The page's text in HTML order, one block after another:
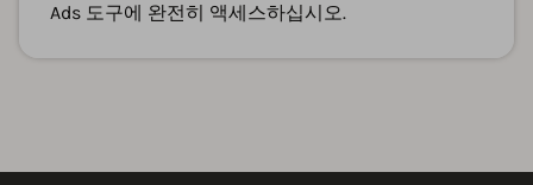
Ads 도구에 완전히 액세스하십시오.